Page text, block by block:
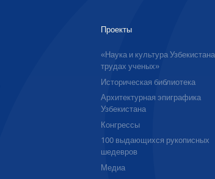
Проекты
«Наука и культура
трудах ученых»
Историческая библиотека
Архитектурная эпиграфика
Узбекистана
Конгрессы
100 выдающихся рукописных
шедевров
Медиа